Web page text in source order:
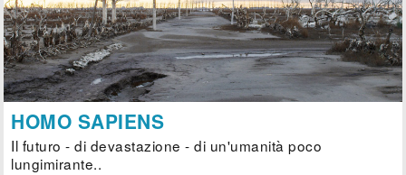
HOMO SAPIENS
Il futuro - di devastazione - di un'umanità poco
lungimirante..